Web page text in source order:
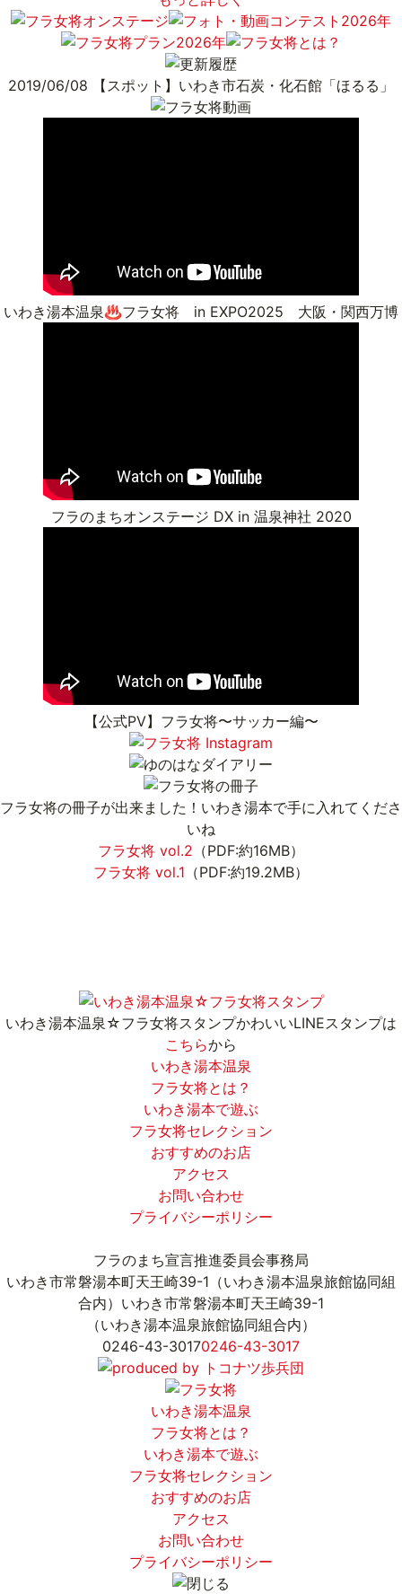
2019/06/08 【スポット】いわき市石炭・化石館「ほるる」
いわき湯本温泉♨️フラ女将 in EXPO2025 大阪・関西万博
フラのまちオンステージ DX in 温泉神社 2020
【公式PV】フラ女将〜サッカー編〜
フラ女将の冊子が出来ました！ いわき湯本で手に入れてくださ
いね
フラ女将 vol.2 （PDF:約16MB）
フラ女将 vol.1 （PDF:約19.2MB）
いわき湯本温泉☆フラ女将スタンプかわいいLINEスタンプは
こちらから
いわき湯本温泉
フラ女将とは？
いわき湯本で遊ぶ
フラ女将セレクション
おすすめのお店
アクセス
お問い合わせ
プライバシーポリシー
フラのまち宣言推進委員会事務局
いわき市常磐湯本町天王崎39-1（いわき湯本温泉旅館協同組
合内） いわき市常磐湯本町天王崎39-1
（いわき湯本温泉旅館協同組合内）
0246-43-30170246-43-3017
いわき湯本温泉
フラ女将とは？
いわき湯本で遊ぶ
フラ女将セレクション
おすすめのお店
アクセス
お問い合わせ
プライバシーポリシー